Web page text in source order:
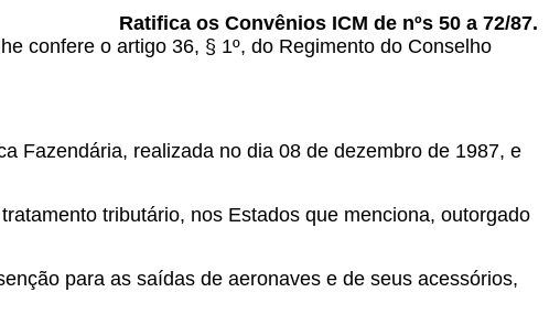
Ratifica os Convênios ICM de nºs 50 a 72/87.
confere o artigo 36, § 1º, do Regimento do Conselho
Fazendária, realizada no dia 08 de dezembro de 1987, e
tributário, nos Estados que menciona, outorgado
para as saídas de aeronaves e de seus acessórios,